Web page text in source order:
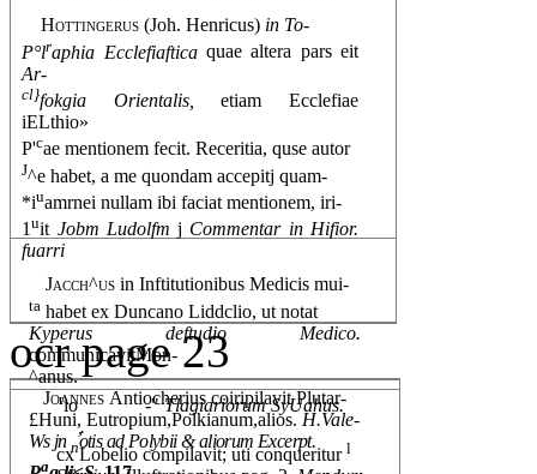
Hottingerus (Joh. Henricus) in To-
P°lraphia Ecclefiaftica quae altera pars eit
Ar-
cl}fokgia Orientalis,etiam Ecclefiae
iELthio»
P'cae mentionem fecit. Receritia, quse autor
J^e habet, a me quondam accepitj quam-
*iuamrnei nullam ibi faciat mentionem, iri-
1uit Jobm Ludolfmj Commentar in Hifior.
fuarri
Jacch^us in Inftitutionibus Medicis mui-
ta habet ex Duncano Liddclio, ut notat
Kyperus deftudio Medico.
communicavitMon-
^anus.
Joannes Antiocherius coiripilavit Plutar-
£Huni, Eutropium,Polkianum,alios. H.Vale-
Ws jnnotis ad Polybii & aliorum Excerpt.
a
ocr page 23
rio -"Tlagiariorum SyUahus.
,.
cx Lobelio compilavit; uti conqueriturl